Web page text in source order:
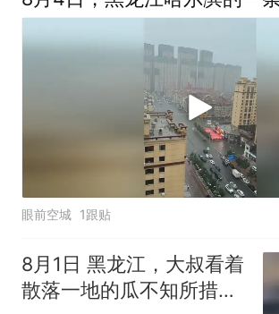
眼前空城 1跟贴
8月1日 黑龙江，大叔看着
散落一地的瓜不知所措，